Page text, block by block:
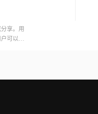
享。用
可以在